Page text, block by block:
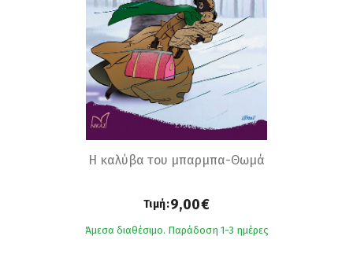
Η καλύβα του μπαρμπα-Θωμά
Τιμή:9,00€
Άμεσα διαθέσιμο. Παράδοση 1-3 ημέρες